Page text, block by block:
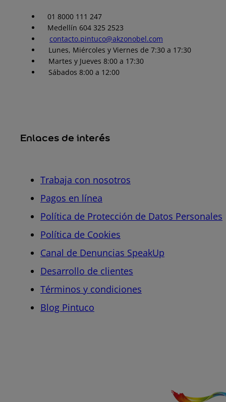
01 8000 111 247
Medellín 604 325 2523
contacto.pintuco@akzonobel.com
Lunes, Miércoles y Viernes de 7:30 a 17:30
Martes y Jueves 8:00 a 17:30
Sábados 8:00 a 12:00
Enlaces de interés
Trabaja con nosotros
Pagos en línea
Política de Protección de Datos Personales
Política de Cookies
Canal de Denuncias SpeakUp
Desarrollo de clientes
Términos y condiciones
Blog Pintuco